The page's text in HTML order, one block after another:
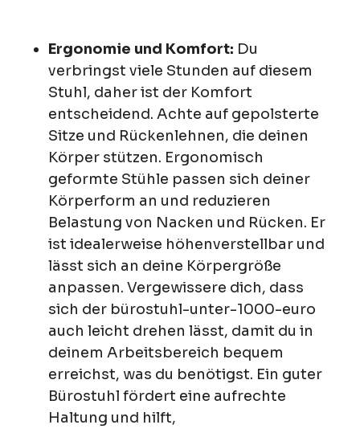
Ergonomie und Komfort: Du
verbringst viele Stunden auf diesem
Stuhl, daher ist der Komfort
entscheidend. Achte auf gepolsterte
Sitze und Rückenlehnen, die deinen
Körper stützen. Ergonomisch
geformte Stühle passen sich deiner
Körperform an und reduzieren
Belastung von Nacken und Rücken. Er
ist idealerweise höhenverstellbar und
lässt sich an deine Körpergröße
anpassen. Vergewissere dich, dass
sich der bürostuhl-unter-1000-euro
auch leicht drehen lässt, damit du in
deinem Arbeitsbereich bequem
erreichst, was du benötigst. Ein guter
Bürostuhl fördert eine aufrechte
Haltung und hilft,